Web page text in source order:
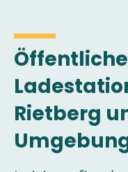
Öffentliche
Rietberg